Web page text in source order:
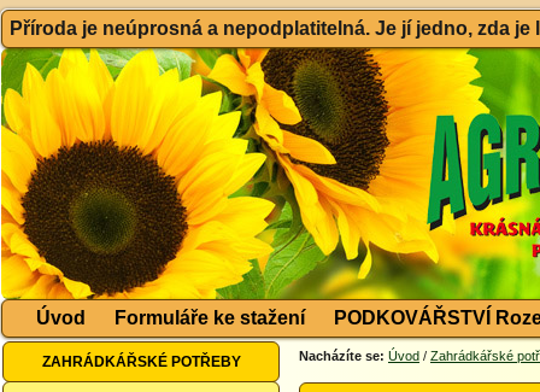
Příroda je neúprosná a nepodplatitelná. Je jí jedno, zda
Úvod Formuláře ke stažení PODKOVÁŘSTVÍ
ZAHRÁDKÁŘSKÉ POTŘEBY Nacházíte se: Úvod / Zahrádkářské